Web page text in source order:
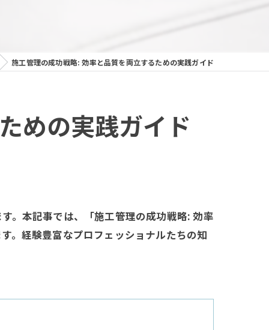
施工管理の成功戦略: 効率と品質を両立するための実践ガイド
めの実践ガイド
。本記事では、「施工管理の成功戦略: 効率
。経験豊富なプロフェッショナルたちの知